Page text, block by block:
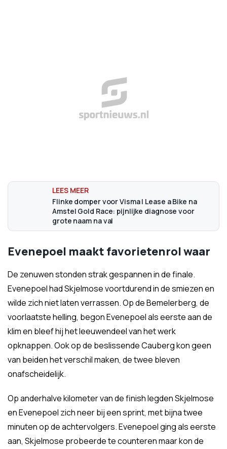
Flinke domper voor Visma | Lease a Bike na
Amstel Gold Race: pijnlijke diagnose voor
grote naam na val
Evenepoel maakt favorietenrol waar
De zenuwen stonden strak gespannen in de finale.
Evenepoel had Skjelmose voortdurend in de smiezen en
wilde zich niet laten verrassen. Op de Bemelerberg, de
voorlaatste helling, begon Evenepoel als eerste aan de
klim en bleef hij het leeuwendeel van het werk
opknappen. Ook op de beslissende Cauberg kon geen
van beiden het verschil maken, de twee bleven
onafscheidelijk.
Op anderhalve kilometer van de finish legden Skjelmose
en Evenepoel zich neer bij een sprint, met bijna twee
minuten op de achtervolgers. Evenepoel ging als eerste
aan, Skjelmose probeerde te counteren maar kon de